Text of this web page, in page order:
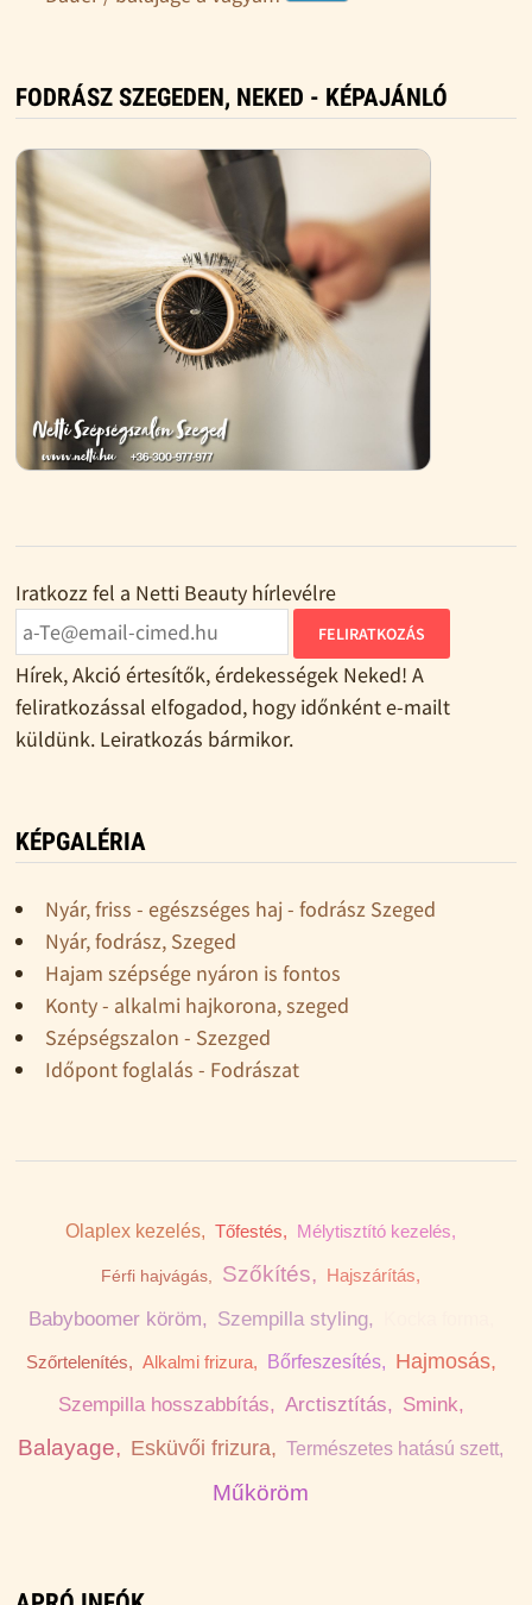
FODRÁSZ SZEGEDEN, NEKED - KÉPAJÁNLÓ
Iratkozz fel a Netti Beauty hírlevélre
FELIRATKOZÁS
Hírek, Akció értesítők, érdekességek Neked! A
feliratkozással elfogadod, hogy időnként e-mailt
küldünk. Leiratkozás bármikor.
KÉPGALÉRIA
Nyár, friss - egészséges haj - fodrász Szeged
Nyár, fodrász, Szeged
Hajam szépsége nyáron is fontos
Konty - alkalmi hajkorona, szeged
Szépségszalon - Szezged
Időpont foglalás - Fodrászat
Olaplex kezelés, Tőfestés, Mélytisztító kezelés,
Férfi hajvágás, Szőkítés, Hajszárítás,
Babyboomer köröm, Szempilla styling,
Szőrtelenítés, Alkalmi frizura, Bőrfeszesítés, Hajmosás,
Szempilla hosszabbítás, Arctisztítás, Smink,
Balayage, Esküvői frizura, Természetes hatású szett,
Műköröm